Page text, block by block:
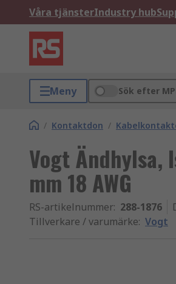
Våra tjänsterIndustry hub
Meny Sök efter
/ Kontaktdon /
Vogt Ändhylsa,
mm 18 AWG
RS-artikelnummer: 288-1876
Tillverkare / varumärke: Vogt